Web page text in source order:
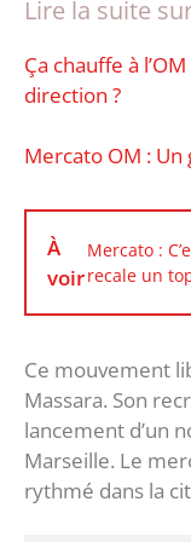
Lire la suite
Ça chauffe à
direction ?
Mercato OM :
À
voir
Mercato :
recale un
Ce mouvement
Massara. Son
lancement d’un
Marseille. Le
rythmé dans la